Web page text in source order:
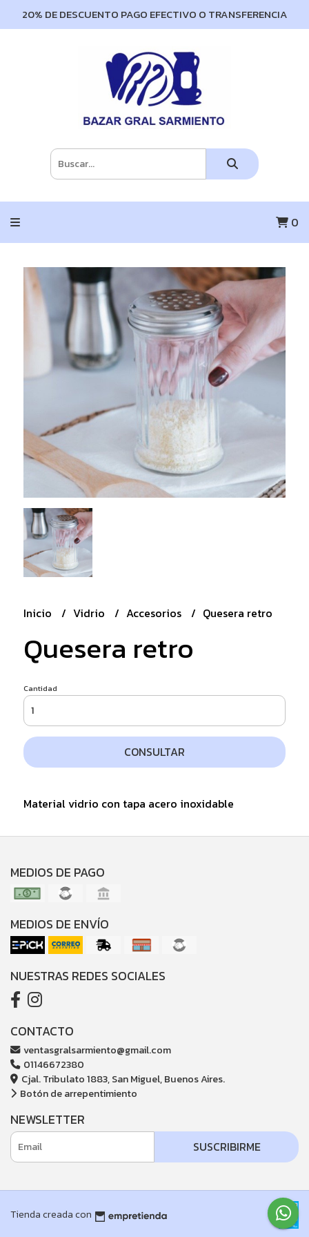
20% DE DESCUENTO PAGO EFECTIVO O TRANSFERENCIA
0
Inicio Vidrio Accesorios Quesera retro
Quesera retro
Cantidad
CONSULTAR
Material vidrio con tapa acero inoxidable
MEDIOS DE PAGO
MEDIOS DE ENVÍO
NUESTRAS REDES SOCIALES
CONTACTO
ventasgralsarmiento@gmail.com
01146672380
Cjal. Tribulato 1883, San Miguel, Buenos Aires.
Botón de arrepentimiento
NEWSLETTER
SUSCRIBIRME
Tienda creada con